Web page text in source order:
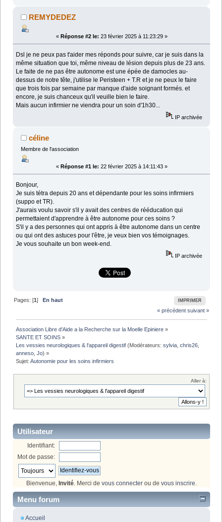
REMYDEDEZ
« Réponse #2 le: 23 février 2025 à 11:23:29 »
Dsl je ne peux pas t'aider mes réponds pour suivre, car je suis dans la
même situation que toi, même niveau de lésion depuis plus de 23 ans.
Le faite de ne pas être autonome est une épée de damocles au-
dessus de notre tête, j'utilise le Peristeen + T.R et je ne peux le faire
que trois fois par semaine par manque d'aide soignant formés. et
encore, je suis chanceux qu'il veuille bien le faire.
Mais aucun infirmier ne viendra pour un soin d'1h30...
IP archivée
céline
Membre de l'association
« Réponse #1 le: 22 février 2025 à 14:11:43 »
Bonjour,
Je suis tétra depuis 20 ans et dépendante pour les soins infirmiers
(suppo et TR).
J'aurais voulu savoir s'il y avait des centres de rééducation qui
permettaient d'apprendre à être autonome pour ces soins ?
S'il y a des personnes qui ont appris à être autonome dans un centre
ou qui ont des astuces pour l'être, je veux bien vos témoignages.
Je vous souhaite un bon week-end.
IP archivée
IMPRIMER
Pages: [1]En haut
« précédent suivant »
Association Libre d'Aide a la Recherche sur la Moelle Epiniere »
SANTE ET SOINS »
Les vessies neurologiques & l'appareil digestif (Modérateurs:sylvia ,chris26
anneso ,Jo) »
Sujet:Autonomie pour les soins infirmiers
Aller à:
Utilisateur
Identifiant:
Mot de passe:
Bienvenue, Invité. Merci de vous connecter ou de vous inscrire.
Menu forum
Accueil